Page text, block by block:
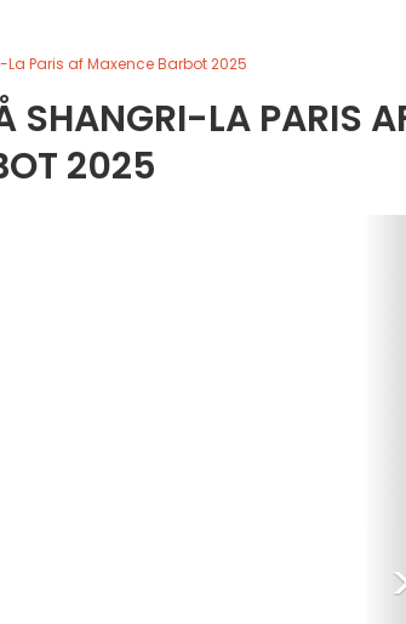
Paris af Maxence Barbot 2025
SHANGRI-LA PARIS
2025